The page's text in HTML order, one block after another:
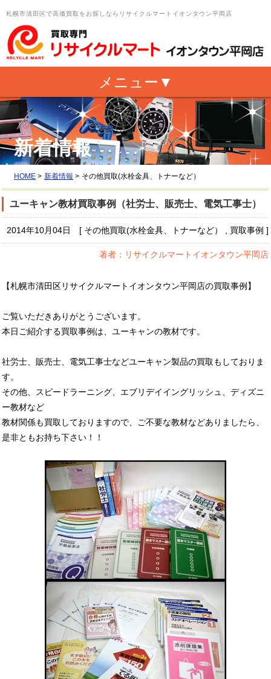
札幌市清田区で高価買取をお探しならリサイクルマートイオンタウン平岡店
新着情報
HOME > 新着情報 > その他買取(水栓金具、トナーなど）
ユーキャン教材買取事例（社労士、販売士、電気工事士）
2014年10月04日 [ その他買取(水栓金具、トナーなど） , 買取事例 ]
著者：リサイクルマートイオンタウン平岡店
【札幌市清田区リサイクルマートイオンタウン平岡店の買取事例】
ご覧いただきありがとうございます。
本日ご紹介する買取事例は、ユーキャンの教材です。
社労士、販売士、電気工事士などユーキャン製品の買取もしておりま
す。
その他、スピードラーニング、エブリデイイングリッシュ、ディズニ
ー教材など
教材関係も買取しておりますので、ご不要な教材などありましたら、
是非ともお持ち下さい！！